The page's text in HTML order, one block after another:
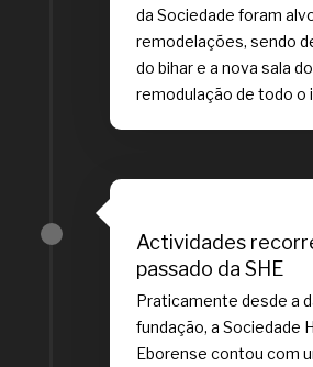
da Sociedade foram
remodelações, sendo
do bihar e a nova sala
remodulação de todo o
Actividades
passado da SHE
Praticamente desde a
fundação, a Sociedade
Eborense contou com